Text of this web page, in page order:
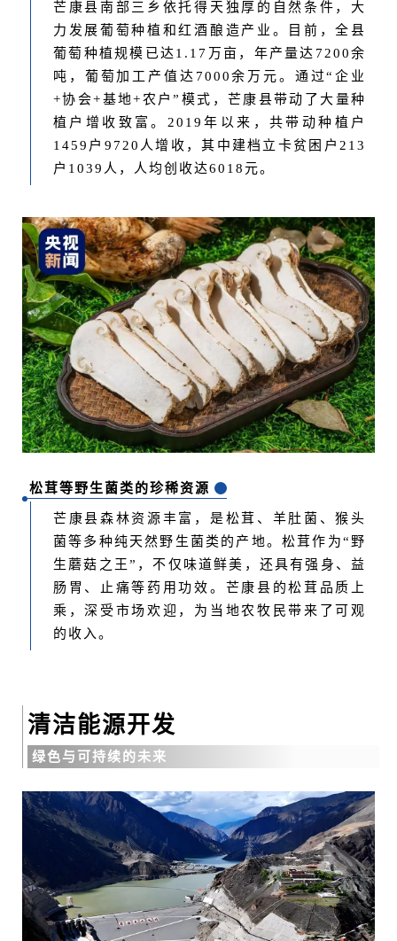
芒康县南部三乡依托得天独厚的自然条件，大
力发展葡萄种植和红酒酿造产业。目前，全县
葡萄种植规模已达1.17万亩，年产量达7200余
吨，葡萄加工产值达7000余万元。通过“企业
+协会+基地+农户”模式，芒康县带动了大量种
植户增收致富。2019年以来，共带动种植户
1459户9720人增收，其中 建档立卡贫困户 213
户1039人，人均创收达6018元。
松茸等野生菌类的珍稀资源
芒康县森林资源丰富，是松茸、羊肚菌、猴头
菌等多种纯天然野生菌类的产地。松茸作为“野
生蘑菇之王”，不仅味道鲜美，还具有强身、益
肠胃、
止痛等 药用功效。芒康县的松茸品质上
乘，深受市场欢迎，为当地农牧民带来了可观
的收入。
清洁能源开发
绿色与可持续的未来